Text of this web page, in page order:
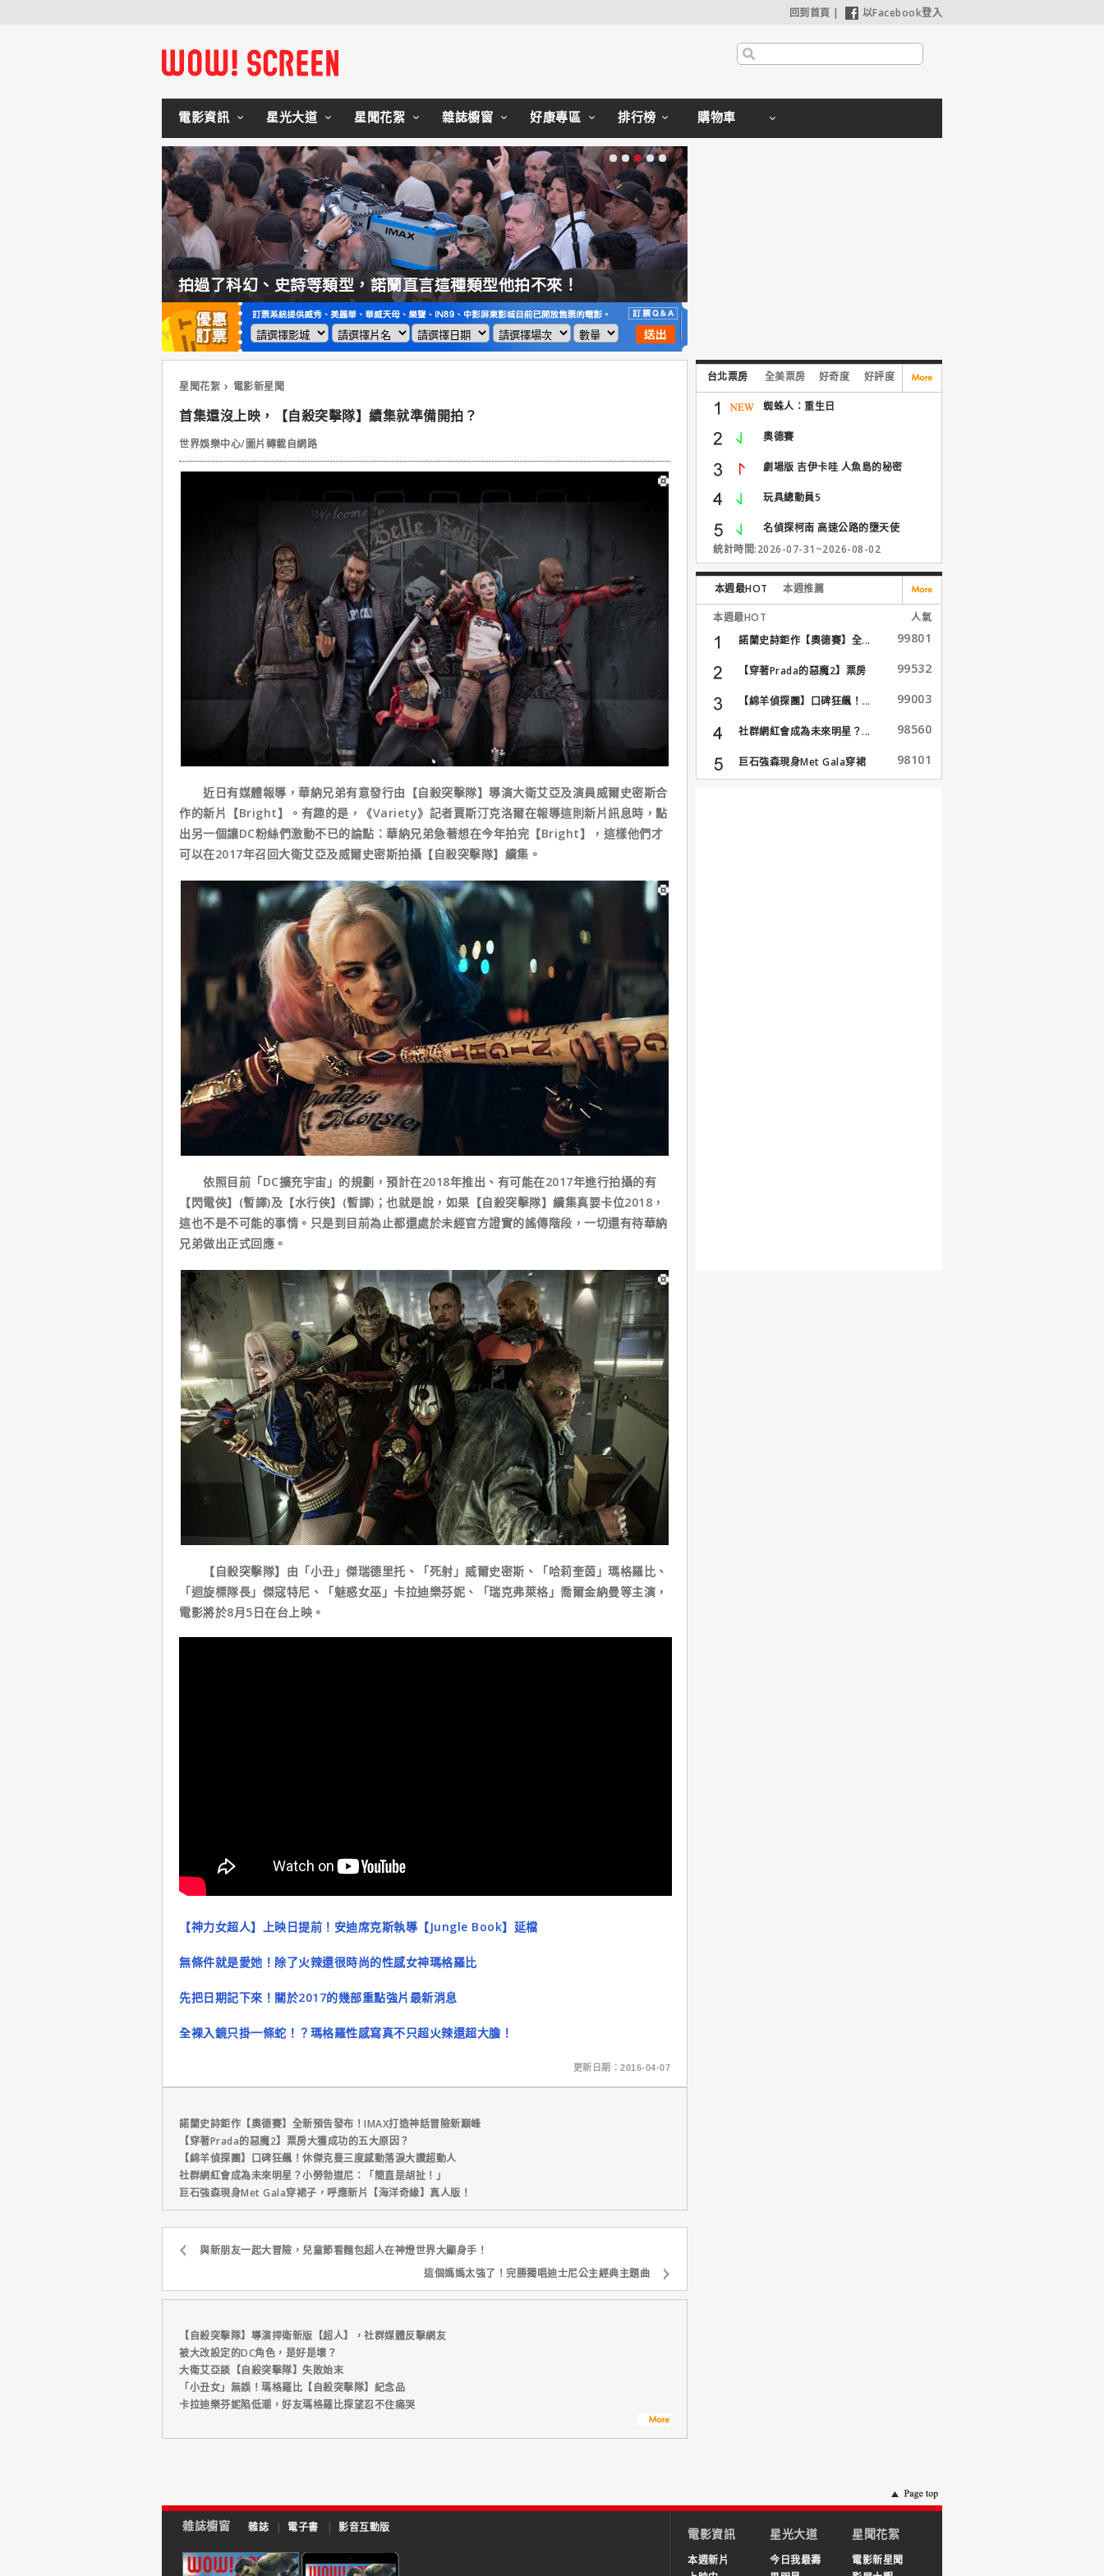
回到首頁 | 以Facebook登入
電影資訊 星光大道 星聞花絮 雜誌櫥窗 好康專區 排行榜 購物車
拍過了科幻、史詩等類型，諾蘭直言這種類型他拍不來！
星聞花絮 電影新星聞
首集還沒上映，【自殺突擊隊】續集就準備開拍？
世界娛樂中心/圖片轉載自網路
近日有媒體報導，華納兄弟有意發行由【自殺突擊隊】導演大衛艾亞及演員威爾史密斯合
作的新片【Bright】。有趣的是，《Variety》記者賈斯汀克洛爾在報導這則新片訊息時，點
出另一個讓DC粉絲們激動不已的論點：華納兄弟急著想在今年拍完【Bright】，這樣他們才
可以在2017年召回大衛艾亞及威爾史密斯拍攝【自殺突擊隊】續集。
依照目前「DC擴充宇宙」的規劃，預計在2018年推出、有可能在2017年進行拍攝的有
【閃電俠】(暫譯)及【水行俠】(暫譯)；也就是說，如果【自殺突擊隊】續集真要卡位2018，
這也不是不可能的事情。只是到目前為止都還處於未經官方證實的謠傳階段，一切還有待華納
兄弟做出正式回應。
【自殺突擊隊】由「小丑」傑瑞德里托、「死射」威爾史密斯、「哈莉奎茵」瑪格羅比、
「迴旋標隊長」傑寇特尼、「魅惑女巫」卡拉迪樂芬妮、「瑞克弗萊格」喬爾金納曼等主演，
電影將於8月5日在台上映。
【神力女超人】上映日提前！安迪席克斯執導【Jungle Book】延檔
無條件就是愛她！除了火辣還很時尚的性感女神瑪格羅比
先把日期記下來！關於2017的幾部重點強片最新消息
全裸入鏡只掛一條蛇！？瑪格羅性感寫真不只超火辣還超大膽！
更新日期：2016-04-07
諾蘭史詩鉅作【奧德賽】全新預告發布！IMAX打造神話冒險新巔峰
【穿著Prada的惡魔2】票房大獲成功的五大原因？
【綿羊偵探團】口碑狂飆！休傑克曼三度感動落淚大讚超動人
社群網紅會成為未來明星？小勞勃道尼：「簡直是胡扯！」
巨石強森現身Met Gala穿裙子，呼應新片【海洋奇緣】真人版！
與新朋友一起大冒險，兒童節看麵包超人在神燈世界大顯身手！
這個媽媽太強了！完勝獨唱迪士尼公主經典主題曲
【自殺突擊隊】導演捍衛新版【超人】，社群媒體反擊網友
被大改設定的DC角色，是好是壞？
大衛艾亞談【自殺突擊隊】失敗始末
「小丑女」無誤！瑪格羅比【自殺突擊隊】紀念品
卡拉迪樂芬妮陷低潮，好友瑪格羅比探望忍不住痛哭
台北票房 全美票房 好奇度 好評度
蜘蛛人：重生日
奧德賽
劇場版 吉伊卡哇 人魚島的秘密
玩具總動員5
名偵探柯南 高速公路的墮天使
統計時間:2026-07-31~2026-08-02
本週最HOT 本週推薦
本週最HOT
人氣
諾蘭史詩鉅作【奧德賽】全...
99801
【穿著Prada的惡魔2】票房
99532
【綿羊偵探團】口碑狂飆！... 99003
社群網紅會成為未來明星？... 98560
巨石強森現身Met Gala穿裙
子...
98101
雜誌櫥窗 雜誌 | 電子書 | 影音互動版 電影資訊
本週新片
星光大道
今日我最壽
星聞花絮
電影新星聞